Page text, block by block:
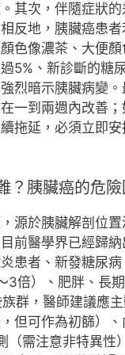
其次，伴隨症狀
反地，胰臟癌患
色像濃茶、大便
5%、新診斷的糖
烈暗示胰臟病變
一到兩週內改善
拖延，必須立即
？胰臟癌的危
源於胰臟解剖位
前醫學界已經歸
患者、新發糖尿
3倍）、肥胖、長
群，醫師建議應
，但可作為初篩）
（需注意非特異性